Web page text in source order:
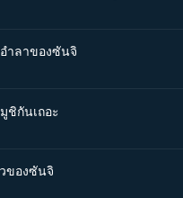
ำลาของซันจิ
ชิกันเถอะ
ของซันจิ